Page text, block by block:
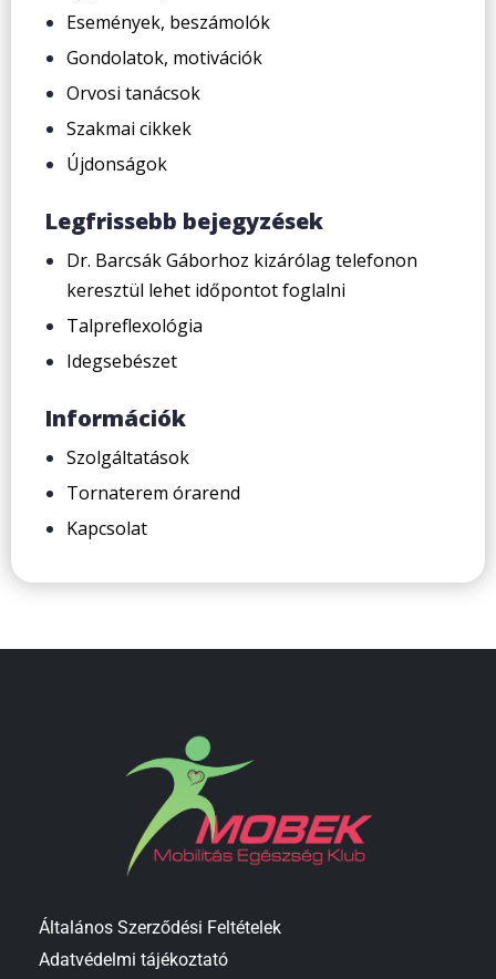
Események, beszámolók
Gondolatok, motivációk
Orvosi tanácsok
Szakmai cikkek
Újdonságok
Legfrissebb bejegyzések
Dr. Barcsák Gáborhoz kizárólag telefonon
keresztül lehet időpontot foglalni
Talpreflexológia
Idegsebészet
Információk
Szolgáltatások
Tornaterem órarend
Kapcsolat
Általános Szerződési Feltételek
Adatvédelmi tájékoztató